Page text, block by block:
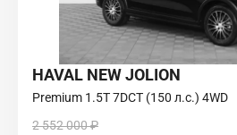
HAVAL NEW JOLION
Premium 1.5T 7DCT (150 л.с.) 4WD
2 552 000 ₽